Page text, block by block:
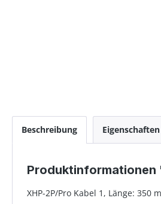
Beschreibung Eigenschaften
XHP-2P/Pro Kabel 1, Länge: 350